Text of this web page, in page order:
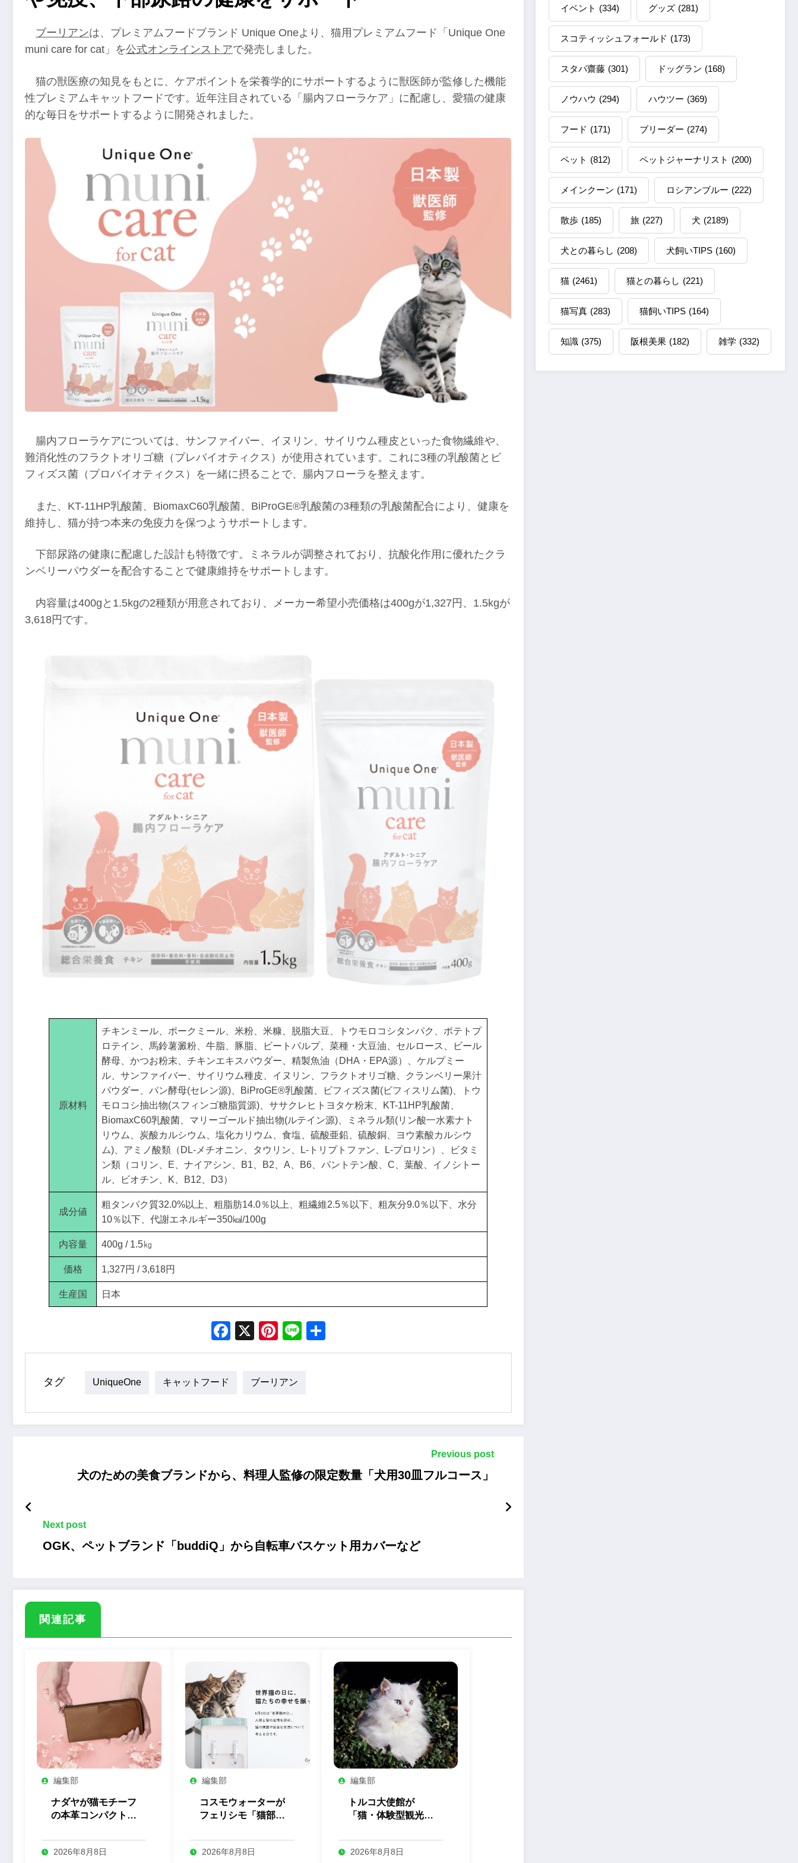
ブーリアンは、プレミアムフードブランド Unique Oneより、猫用プレミアムフード「Unique One
muni care for cat」を公式オンラインストアで発売しました。
猫の獣医療の知見をもとに、ケアポイントを栄養学的にサポートするように獣医師が監修した機能
性プレミアムキャットフードです。近年注目されている「腸内フローラケア」に配慮し、愛猫の健康
的な毎日をサポートするように開発されました。
腸内フローラケアについては、サンファイバー、イヌリン、サイリウム種皮といった食物繊維や、
難消化性のフラクトオリゴ糖（プレバイオティクス）が使用されています。これに3種の乳酸菌とビ
フィズス菌（プロバイオティクス）を一緒に摂ることで、腸内フローラを整えます。
また、KT-11HP乳酸菌、BiomaxC60乳酸菌、BiProGE®乳酸菌の3種類の乳酸菌配合により、健康を
維持し、猫が持つ本来の免疫力を保つようサポートします。
下部尿路の健康に配慮した設計も特徴です。ミネラルが調整されており、抗酸化作用に優れたクラ
ンベリーパウダーを配合することで健康維持をサポートします。
内容量は400gと1.5kgの2種類が用意されており、メーカー希望小売価格は400gが1,327円、1.5kgが
3,618円です。
原材料
チキンミール、ポークミール、米粉、米糠、脱脂大豆、トウモロコシタンパク、ポテトプ
ロテイン、馬鈴薯澱粉、牛脂、豚脂、ビートパルプ、菜種・大豆油、セルロース、ビール
酵母、かつお粉末、チキンエキスパウダー、精製魚油（DHA・EPA源）、ケルプミー
ル、サンファイバー、サイリウム種皮、イヌリン、フラクトオリゴ糖、クランベリー果汁
パウダー、パン酵母(セレン源)、BiProGE®乳酸菌、ビフィズス菌(ビフィスリム菌)、トウ
モロコシ抽出物(スフィンゴ糖脂質源)、ササクレヒトヨタケ粉末、KT-11HP乳酸菌、
BiomaxC60乳酸菌、マリーゴールド抽出物(ルテイン源)、ミネラル類(リン酸一水素ナト
リウム、炭酸カルシウム、塩化カリウム、食塩、硫酸亜鉛、硫酸銅、ヨウ素酸カルシウ
ム)、アミノ酸類（DL-メチオニン、タウリン、L-トリプトファン、L-プロリン）、ビタミ
ン類（コリン、E、ナイアシン、B1、B2、A、B6、パントテン酸、C、葉酸、イノシトー
ル、ビオチン、K、B12、D3）
成分値
粗タンパク質32.0%以上、粗脂肪14.0％以上、粗繊維2.5％以下、粗灰分9.0％以下、水分
10％以下、代謝エネルギー350㎉/100g
内容量 400g / 1.5㎏
価格 1,327円 / 3,618円
生産国 日本
Facebook
X Pinterest
LineShare
タグ UniqueOne キャットフード ブーリアン
Previous post
犬のための美食ブランドから、料理人監修の限定数量「犬用30皿フルコース」
Next post
OGK、ペットブランド「buddiQ」から自転車バスケット用カバーなど
関連記事
編集部
ナダヤが猫モチーフ
の本革コンパクト長
2026年8月8日
編集部
コスモウォーターが
フェリシモ「猫部」
始
2026年8月8日
編集部
トルコ大使館が
「猫・体験型観光」
表
2026年8月8日
イベント (334) グッズ (281)
スコティッシュフォールド (173)
スタパ齋藤 (301) ドッグラン (168)
ノウハウ (294) ハウツー (369)
フード (171) ブリーダー (274)
ペット (812) ペットジャーナリスト (200)
メインクーン (171) ロシアンブルー (222)
散歩 (185) 旅 (227) 犬 (2189)
犬との暮らし (208) 犬飼いTIPS (160)
猫 (2461) 猫との暮らし (221)
猫写真 (283) 猫飼いTIPS (164)
知識 (375) 阪根美果 (182) 雑学 (332)